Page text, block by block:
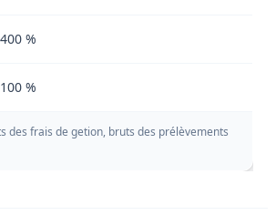
%
%
des frais de getion, bruts des prélèvements